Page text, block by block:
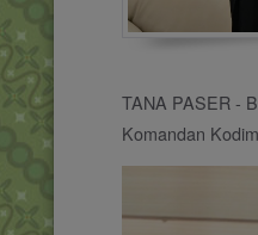
TANA PASER -
Komandan